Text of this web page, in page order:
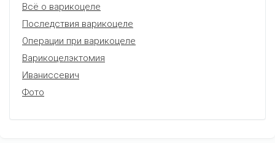
Всё о варикоцеле
Последствия варикоцеле
Операции при варикоцеле
Варикоцелэктомия
Иваниссевич
Фото